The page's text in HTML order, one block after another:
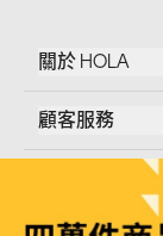
關於 HOLA
顧客服務